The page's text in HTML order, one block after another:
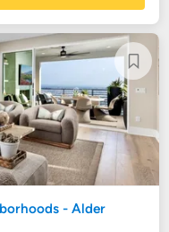
- Alder